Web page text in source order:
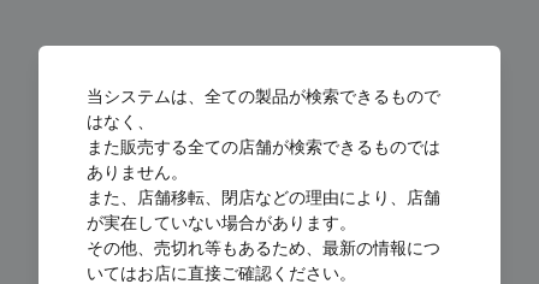
当システムは、全ての製品が検索できるもので
はなく、
また販売する全ての店舗が検索できるものでは
ありません。
また、店舗移転、閉店などの理由により、店舗
が実在していない場合があります。
その他、売切れ等もあるため、最新の情報につ
いてはお店に直接ご確認ください。